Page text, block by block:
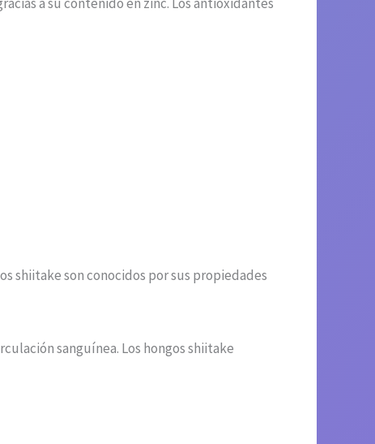
shiitake son conocidos por sus propiedades
sanguínea. Los hongos shiitake